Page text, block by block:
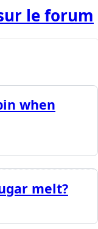
le forum
when
melt?